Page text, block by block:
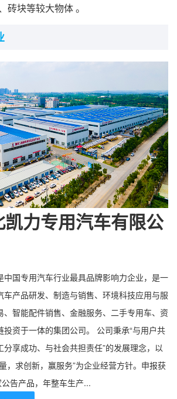
砖块等较大物体 。
凯力专用汽车有限公
中国专用汽车行业最具品牌影响力企业，是一
车产品研发、制造与销售、环境科技应用与服
、智能配件销售、金融服务、二手专用车、资
投资于一体的集团公司。 公司秉承“与用户共
分享成功、与社会共担责任”的发展理念，以
，求创新，赢服务”为企业经营方针。申报获
告产品，年整车生产...